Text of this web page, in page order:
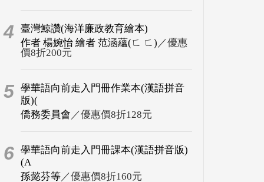
4
臺灣鯨讚(海洋廉政教育繪本)
作者 楊婉怡 繪者 范涵蘊(ㄈ ㄈ) ／優惠
價8折200元
5 學華語向前走入門冊作業本(漢語拼音
版)(
僑務委員會 ／優惠價8折128元
6 學華語向前走入門冊課本(漢語拼音版)
(A
孫懿芬等／優惠價8折160元